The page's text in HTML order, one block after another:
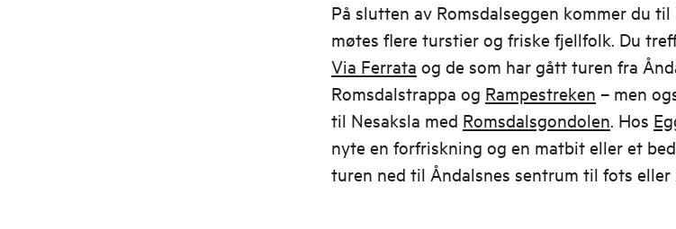
På slutten av Romsdalseggen kommer du
møtes flere turstier og friske fjellfolk. Du
Via Ferrata og de som har gått turen fra
Romsdalstrappa og Rampestreken – men
til Nesaksla med Romsdalsgondolen. Hos
nyte en forfriskning og en matbit eller et
turen ned til Åndalsnes sentrum til fots eller